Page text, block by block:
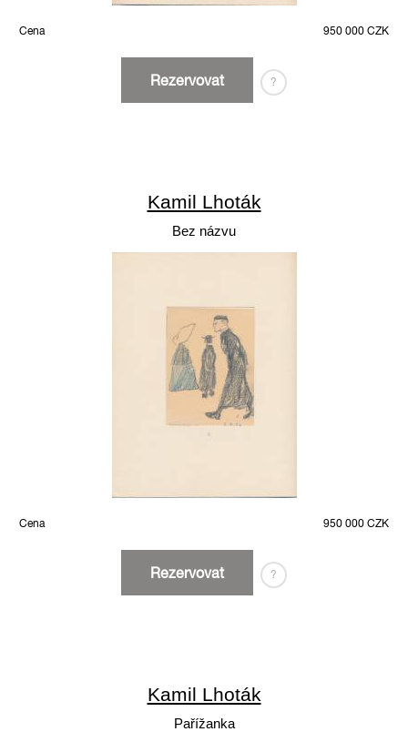
Cena 950 000 CZK
Rezervovat ?
Kamil Lhoták
Bez názvu
Cena 950 000 CZK
Rezervovat ?
Kamil Lhoták
Pařížanka